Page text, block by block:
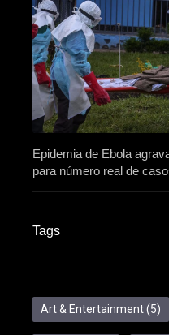
Epidemia de Ebola
para número real de
Tags
Art & Entertainment(5)